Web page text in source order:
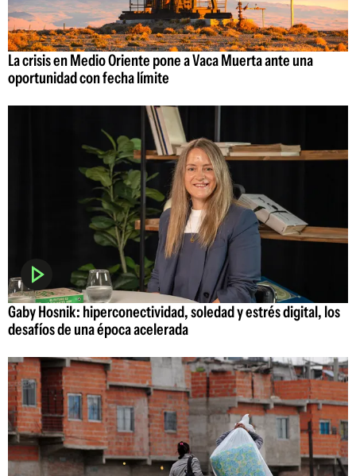
La crisis en Medio Oriente pone a Vaca Muerta ante una
oportunidad con fecha límite
Gaby Hosnik: hiperconectividad, soledad y estrés digital, los
desafíos de una época acelerada